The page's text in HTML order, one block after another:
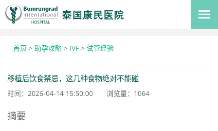
首页 > 助孕攻略 > IVF > 试管经验
移植后饮食禁忌，这几种食物绝对不能碰
时间：2026-04-14 15:50:00 浏览量： 1064
摘要